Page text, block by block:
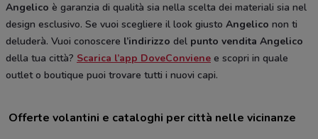
Angelico è garanzia di qualità sia nella scelta dei materiali sia nel
design esclusivo. Se vuoi scegliere il look giusto Angelico non ti
deluderà. Vuoi conoscere l’indirizzo del punto vendita Angelico
della tua città? Scarica l’app DoveConviene e scopri in quale
outlet o boutique puoi trovare tutti i nuovi capi.
Offerte volantini e cataloghi per città nelle vicinanze